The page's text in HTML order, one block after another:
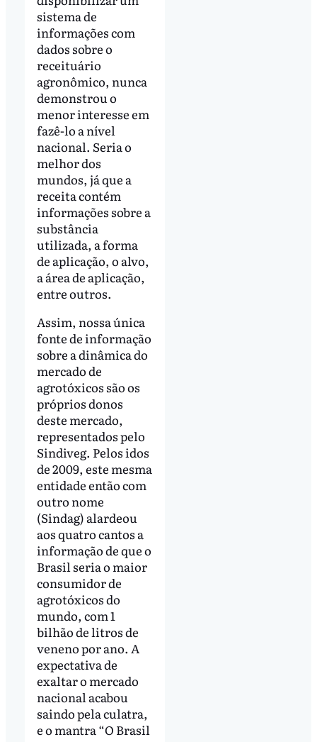
sistema de
informações com
dados sobre o
receituário
agronômico, nunca
demonstrou o
menor interesse em
fazê-lo a nível
nacional. Seria o
melhor dos
mundos, já que a
receita contém
informações sobre a
substância
utilizada, a forma
de aplicação, o alvo,
a área de aplicação,
entre outros.
Assim, nossa única
fonte de informação
sobre a dinâmica do
mercado de
agrotóxicos são os
próprios donos
deste mercado,
representados pelo
Sindiveg. Pelos idos
de 2009, este mesma
entidade então com
outro nome
(Sindag) alardeou
aos quatro cantos a
informação de que o
Brasil seria o maior
consumidor de
agrotóxicos do
mundo, com 1
bilhão de litros de
veneno por ano. A
expectativa de
exaltar o mercado
nacional acabou
saindo pela culatra,
e o mantra “O Brasil